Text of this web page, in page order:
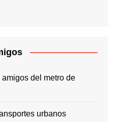
del metro de
urbanos